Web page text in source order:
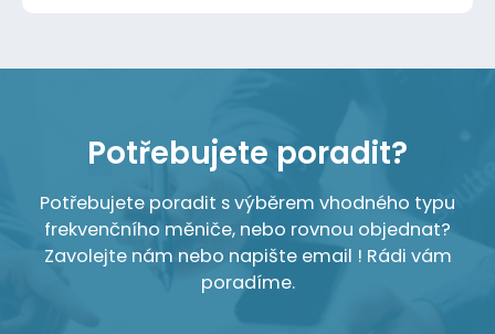
Potřebujete poradit?
Potřebujete poradit s výběrem vhodného typu
frekvenčního měniče, nebo rovnou objednat?
Zavolejte nám nebo napište email ! Rádi vám
poradíme.